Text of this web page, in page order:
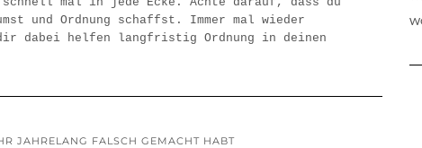
und Ordnung schaffst. Immer mal wieder
dabei helfen langfristig Ordnung in deinen
JAHRELANG FALSCH GEMACHT HABT